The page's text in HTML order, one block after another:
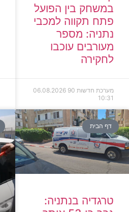
במשחק בין הפועל
פתח תקווה למכבי
נתניה: מספר
מעורבים עוכבו
לחקירה
מערכת חדשות 90
06.08.2026
10:31
דף הבית
טרגדיה בנתניה: